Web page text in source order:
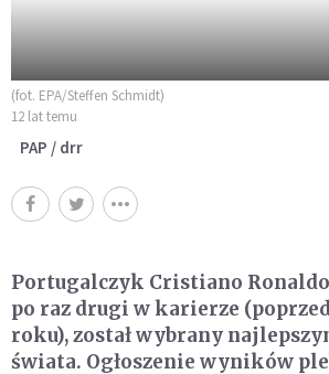
(fot. EPA/Steffen Schmidt)
12 lat temu
PAP / drr
Portugalczyk Cristiano
po raz drugi w karierze
roku), został wybrany
świata. Ogłoszenie wyników